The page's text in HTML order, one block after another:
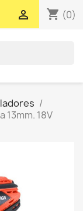
shopping_cart (0)

18V